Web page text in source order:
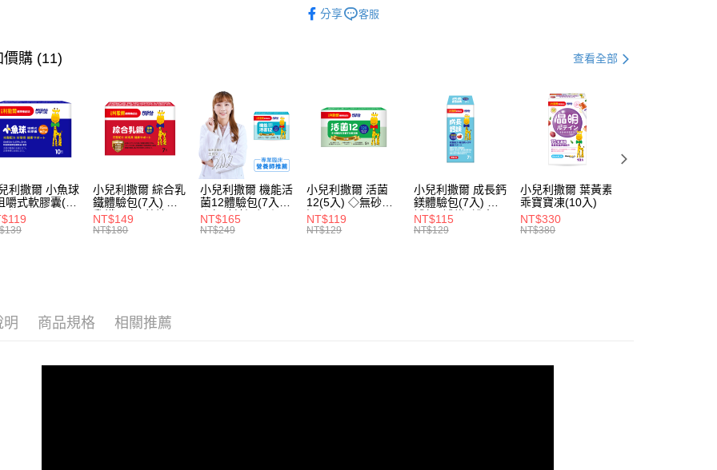
動。
🏆新會員免運｜明星商品推薦
分享 客服
價購 (11) 查看全部
利撒爾 小魚球
嚼式軟膠囊(10
◇OMEGA-
小兒利撒爾 綜合乳
鐵體驗包(7入) ◇
乳鐵蛋白+藻精蛋
白+DHA藻油+專利
NT$149
NT$180
小兒利撒爾 機能活
菌12體驗包(7入)
◇無砂糖添加◇
NT$165
NT$249
小兒利撒爾 活菌
12(5入) ◇無砂糖
添加◇
NT$119
NT$129
小兒利撒爾 成長鈣
鎂體驗包(7入) ◇
補鈣+補鎂+護齒配
方◇
NT$115
NT$129
小兒利撒爾 葉黃素
乖寶寶凍(10入)
NT$330
NT$380
明 商品規格 相關推薦